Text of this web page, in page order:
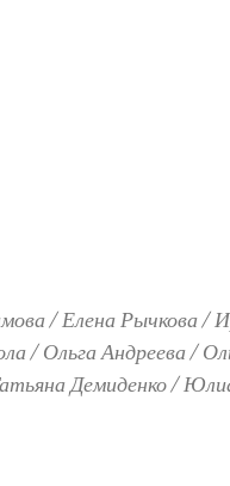
Елена Рычкова
Ольга Андреева
Демиденко